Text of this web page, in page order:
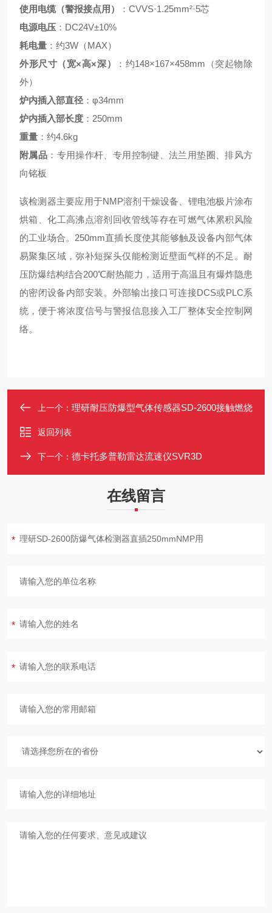
使用电缆（警报接点用）
：CVVS·1.25mm²·5芯
电源电压 ：DC24V±10%
耗电量 ：约3W（MAX）
外形尺寸（宽×高×深）
：约148×167×458mm（突起物除
外）
炉内插入部直径 ：φ34mm
炉内插入部长度 ：250mm
重量 ：约4.6kg
附属品 ：专用操作杆、专用控制键、法兰用垫圈、排风方
向铭板
该检测器主要应用于NMP溶剂干燥设备、锂电池极片涂布
烘箱、化工高沸点溶剂回收管线等存在可燃气体累积风险
的工业场合。250mm直插长度使其能够触及设备内部气体
易聚集区域，弥补短探头仅能检测近壁面气样的不足。耐
压防爆结构结合200℃耐热能力，适用于高温且有爆炸隐患
的密闭设备内部安装。外部输出接口可连接DCS或PLC系
统，便于将浓度信号与警报信息接入工厂整体安全控制网
络。
上一个： 理研耐压防爆型气体传感器SD-2600接触燃烧
返回列表
下一个： 德卡托多普勒雷达流速仪SVR3D
在线留言